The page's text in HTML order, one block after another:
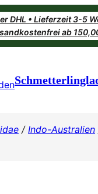
DHL • Lieferzeit 3-5
ab
/ Indo-Australien